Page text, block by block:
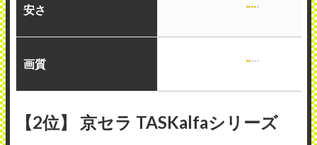
安さ
画質
【2位】 京セラ TASKalfaシリーズ